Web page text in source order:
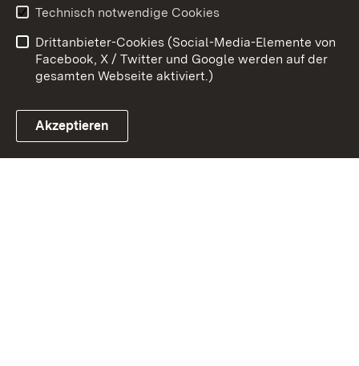
Link zum Landesportal
Barrierefreiheit
Impressum Cookies
Technisch notwendige Cookies
Drittanbieter-Cookies (Social-Media-Elemente von
Facebook, X / Twitter und Google werden auf der
gesamten Webseite aktiviert.)
Akzeptieren